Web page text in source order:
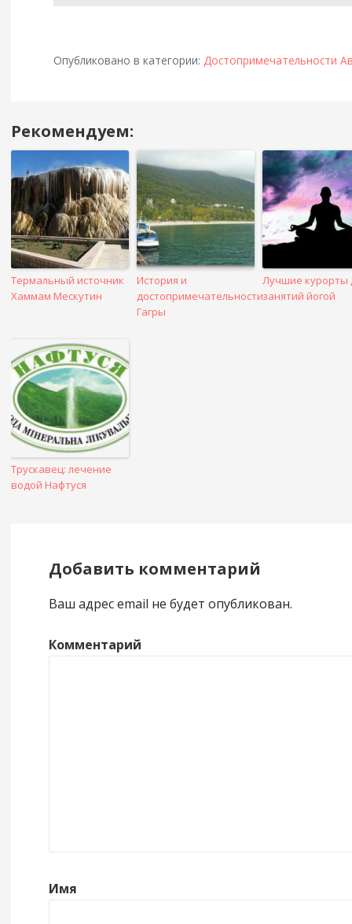
Опубликовано в категории: Достопримечательности
Навигация
в
посте
Рекомендуем:
Термальный источник
Хаммам Мескутин
История и
достопримечательности
Гагры
Лучшие курорты
занятий йогой
Трускавец: лечение
водой Нафтуся
Добавить комментарий
Ваш адрес email не будет опубликован.
Комментарий
Имя